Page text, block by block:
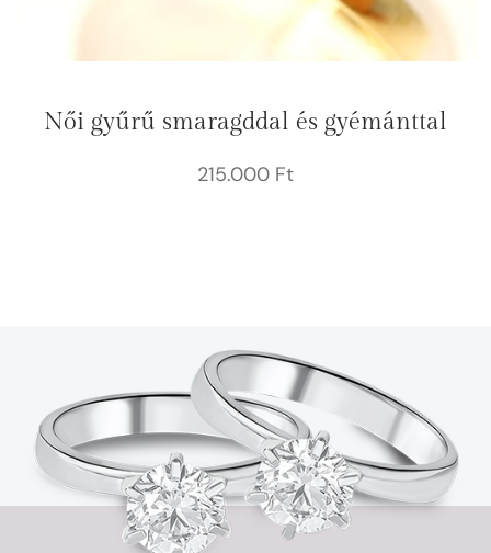
Női gyűrű smaragddal és gyémánttal
215.000 Ft